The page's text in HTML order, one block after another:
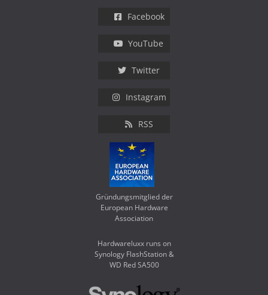
Facebook
YouTube
Twitter
Instagram
RSS
Gründungsmitglied der
European Hardware
Association
Hardwareluxx runs on
Synology FlashStation &
WD Red SA500